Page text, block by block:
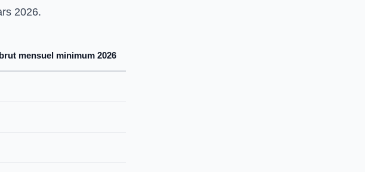
2026.
mensuel minimum 2026